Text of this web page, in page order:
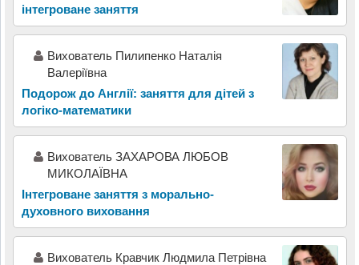
інтегроване заняття
Вихователь Пилипенко Наталія
Валеріївна
Подорож до Англії: заняття для дітей з
логіко-математики
Вихователь ЗАХАРОВА ЛЮБОВ
МИКОЛАЇВНА
Інтегроване заняття з морально-
духовного виховання
Вихователь Кравчик Людмила Петрівна